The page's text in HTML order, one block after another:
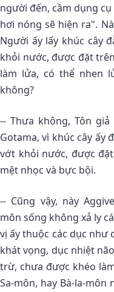
người đến, cầm dụng
hơi nóng sẽ hiện ra".
Người ấy lấy khúc cây
khỏi nước, được đặt
làm lửa, có thể nhen
không?
-- Thưa không, Tôn giả
Gotama, vì khúc cây ấy
vớt khỏi nước, được
mệt nhọc và bực bội.
-- Cũng vậy, này
môn sống không xả ly
vị ấy thuộc các dục như
khát vọng, dục nhiệt
trừ, chưa được khéo
Sa-môn, hay Bà-la-